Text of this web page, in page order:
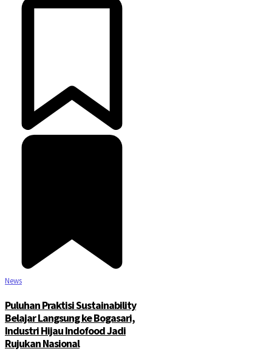
News
Puluhan Praktisi Sustainability
Belajar Langsung ke Bogasari,
Industri Hijau Indofood Jadi
Rujukan Nasional